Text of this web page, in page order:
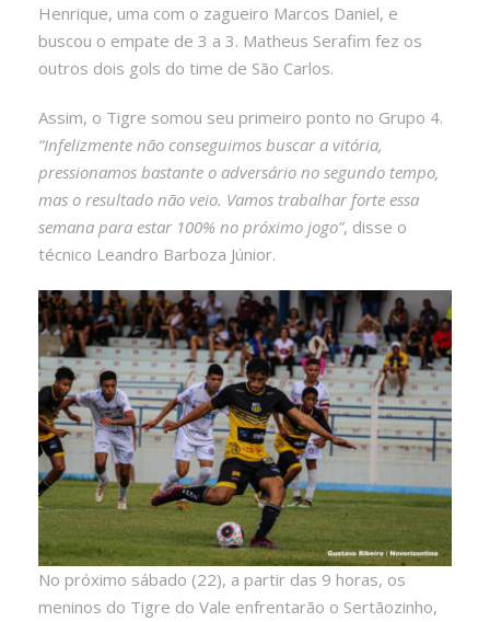
Henrique, uma com o zagueiro Marcos Daniel, e
buscou o empate de 3 a 3. Matheus Serafim fez os
outros dois gols do time de São Carlos.
Assim, o Tigre somou seu primeiro ponto no Grupo 4.
“Infelizmente não conseguimos buscar a vitória,
pressionamos bastante o adversário no segundo tempo,
mas o resultado não veio. Vamos trabalhar forte essa
semana para estar 100% no próximo jogo”, disse o
técnico Leandro Barboza Júnior.
No próximo sábado (22), a partir das 9 horas, os
meninos do Tigre do Vale enfrentarão o Sertãozinho,